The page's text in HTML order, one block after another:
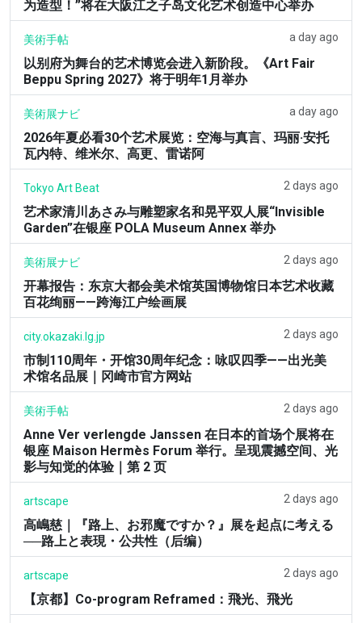
为造型！”将在大阪江之子岛文化艺术创造中心举办
美術手帖 a day ago
以别府为舞台的艺术博览会进入新阶段。《Art Fair
Beppu Spring 2027》将于明年1月举办
美術展ナビ a day ago
2026年夏必看30个艺术展览：空海与真言、玛丽·安托
瓦内特、维米尔、高更、雷诺阿
Tokyo Art Beat 2 days ago
艺术家清川あさみ与雕塑家名和晃平双人展“Invisible
Garden”在银座 POLA Museum Annex 举办
美術展ナビ 2 days ago
开幕报告：东京大都会美术馆英国博物馆日本艺术收藏
百花绚丽——跨海江户绘画展
city.okazaki.lg.jp 2 days ago
市制110周年・开馆30周年纪念：咏叹四季——出光美
术馆名品展｜冈崎市官方网站
美術手帖 2 days ago
Anne Ver verlengde Janssen 在日本的首场个展将在
银座 Maison Hermès Forum 举行。呈现震撼空间、光
影与知觉的体验｜第 2 页
artscape 2 days ago
高嶋慈｜『路上、お邪魔ですか？』展を起点に考える
──路上と表現・公共性（后编）
artscape 2 days ago
【京都】Co-program Reframed：飛光、飛光